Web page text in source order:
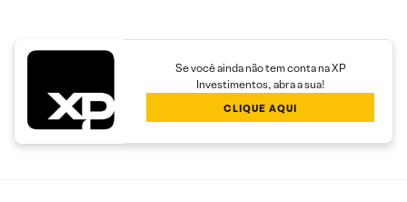
Se você ainda não tem conta na XP
Investimentos, abra a sua!
CLIQUE AQUI